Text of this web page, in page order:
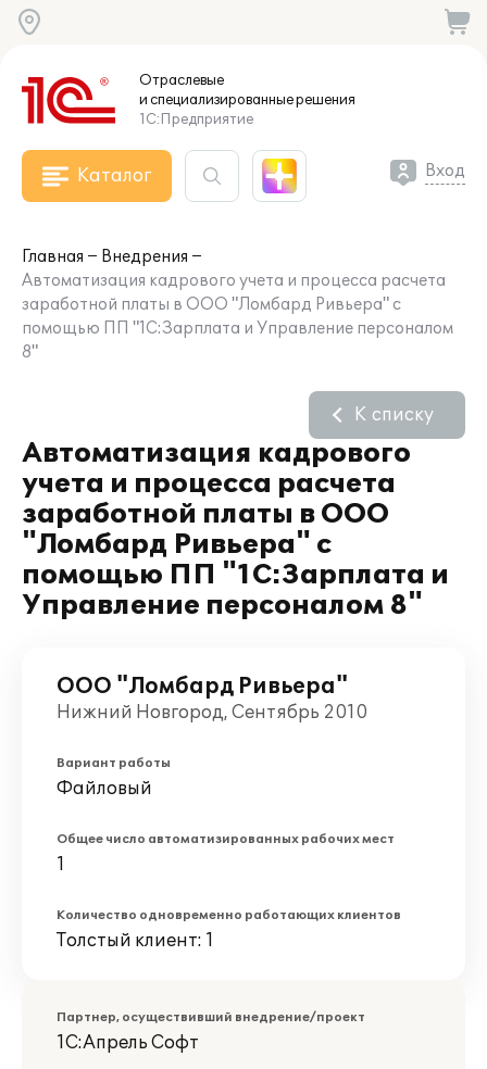
Отраслевые
и специализированныерешения
1С:Предприятие
Каталог Вход
Главная
Внедрения
Автоматизация кадрового учета и процесса расчета
заработной платы в ООО "Ломбард Ривьера" с
помощью ПП "1С:Зарплата и Управление персоналом
8"
Автоматизация кадрового
учета и процесса расчета
заработной платы в ООО
"Ломбард Ривьера" с
помощью ПП "1С:Зарплата и
Управление персоналом 8"
К списку
ООО "Ломбард Ривьера"
Нижний Новгород, Сентябрь 2010
Вариант работы
Файловый
Общее число автоматизированных рабочих мест
1
Количество одновременно работающих клиентов
Толстый клиент: 1
Партнер, осуществивший внедрение/проект
1С:Апрель Софт